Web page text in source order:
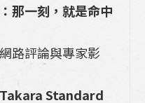
那一刻，就是命中
路評論與專家影
Takara Standard